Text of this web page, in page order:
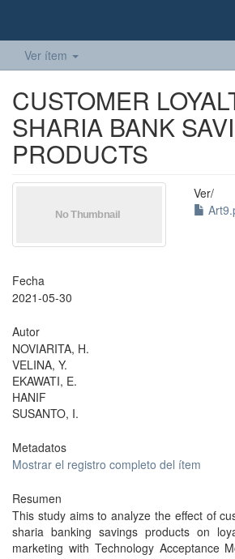
Ver ítem
CUSTOMER
SHARIA BANK
PRODUCTS
Ver/
Fecha
2021-05-30
Autor
NOVIARITA, H.
VELINA, Y.
EKAWATI, E.
HANIF
SUSANTO, I.
Metadatos
Mostrar el registro completo del ítem
Resumen
This study aims to analyze the effect of
sharia banking savings products on
marketing with Technology Acceptance